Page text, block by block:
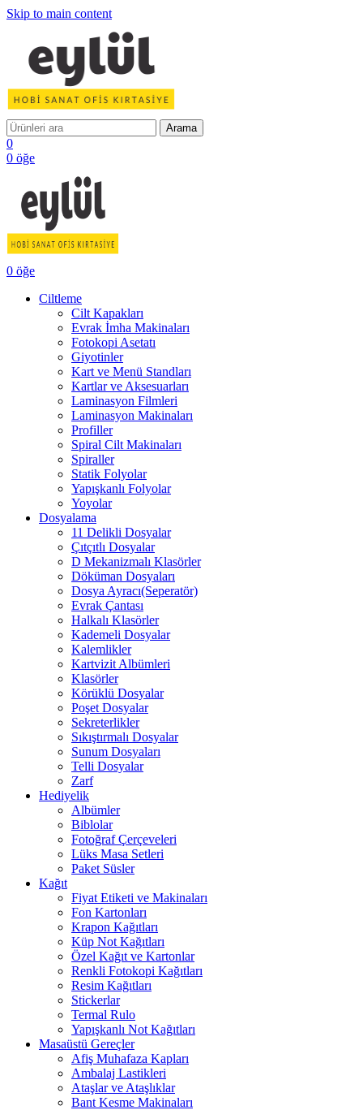
Skip to main content
Arama
0
0 öğe
0 öğe
Ciltleme
Cilt Kapakları
Evrak İmha Makinaları
Fotokopi Asetatı
Giyotinler
Kart ve Menü Standları
Kartlar ve Aksesuarları
Laminasyon Filmleri
Laminasyon Makinaları
Profiller
Spiral Cilt Makinaları
Spiraller
Statik Folyolar
Yapışkanlı Folyolar
Yoyolar
Dosyalama
11 Delikli Dosyalar
Çıtçıtlı Dosyalar
D Mekanizmalı Klasörler
Döküman Dosyaları
Dosya Ayracı(Seperatör)
Evrak Çantası
Halkalı Klasörler
Kademeli Dosyalar
Kalemlikler
Kartvizit Albümleri
Klasörler
Körüklü Dosyalar
Poşet Dosyalar
Sekreterlikler
Sıkıştırmalı Dosyalar
Sunum Dosyaları
Telli Dosyalar
Zarf
Hediyelik
Albümler
Biblolar
Fotoğraf Çerçeveleri
Lüks Masa Setleri
Paket Süsler
Kağıt
Fiyat Etiketi ve Makinaları
Fon Kartonları
Krapon Kağıtları
Küp Not Kağıtları
Özel Kağıt ve Kartonlar
Renkli Fotokopi Kağıtları
Resim Kağıtları
Stickerlar
Termal Rulo
Yapışkanlı Not Kağıtları
Masaüstü Gereçler
Afiş Muhafaza Kapları
Ambalaj Lastikleri
Ataşlar ve Ataşlıklar
Bant Kesme Makinaları